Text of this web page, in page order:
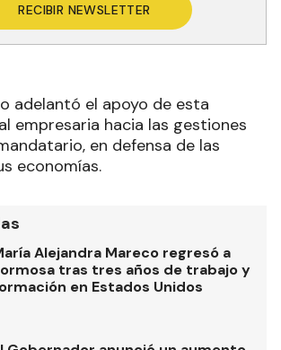
RECIBIR NEWSLETTER
adelantó el apoyo de esta
empresaria hacia las gestiones
en defensa de las
economías.
Alejandra Mareco regresó a
tras tres años de trabajo y
en Estados Unidos